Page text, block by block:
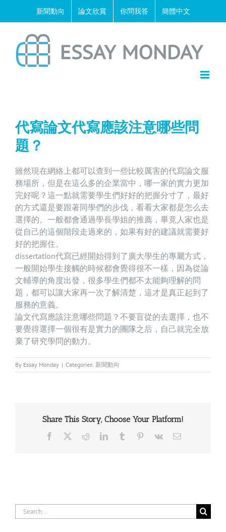
新聞動向 論文欣賞 你問我答 簡體中文
代寫論文代寫應該注意哪些問
題？
雖然現在網絡上都可以查到一些比較厲害的代寫論文服
務場所，但是在這么多的企業當中，哪一家的實力更加
完好呢？這一點就需要學生們好好的把握分寸了，最好
的方式還是要跟著同學們的步伐，看看大家都是怎么去
選擇的。一般都會通過學長學姐的推薦，畢竟人家也是
從自己的這個階段走過來的，如果有好的建議就需要好
好的把握住。
dissertation代寫已經開始得到了廣大學生的專屬方式，
一般開始學生接觸的時候都會覺得很不一樣，因為從論
文輔導的角度出發，很多學生們都不太能夠理解的問
題，都可以讓大家再一次了解清楚，這才是真正起到了
服務的意義。
論文代寫應該注意哪些問題？不要盲從的去選擇，也不
要覺得選擇一個很有是實力的團隊之后，自己就完全放
棄了研究學問的動力。
By Essay Monday | Categories: 新聞動向
Share This Story, Choose Your Platform!
Facebook RedditLinkedInTumblr Pinterest
Vk Email
Search
for: